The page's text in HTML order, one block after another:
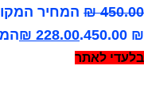
₪450.00
המחיר
₪ 450.00.
₪ 228.00
בלעדי לאתר